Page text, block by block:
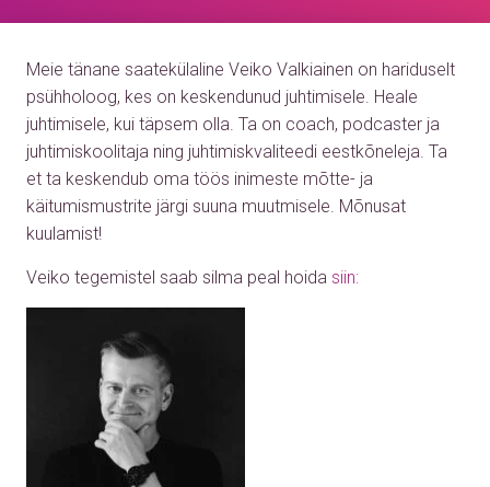
T
O
Meie tänane saatekülaline Veiko Valkiainen on hariduselt
psühholoog, kes on keskendunud juhtimisele. Heale
juhtimisele, kui täpsem olla. Ta on coach, podcaster ja
juhtimiskoolitaja ning juhtimiskvaliteedi eestkõneleja. Ta
et ta keskendub oma töös inimeste mõtte- ja
käitumismustrite järgi suuna muutmisele. Mõnusat
kuulamist!
Veiko tegemistel saab silma peal hoida siin: